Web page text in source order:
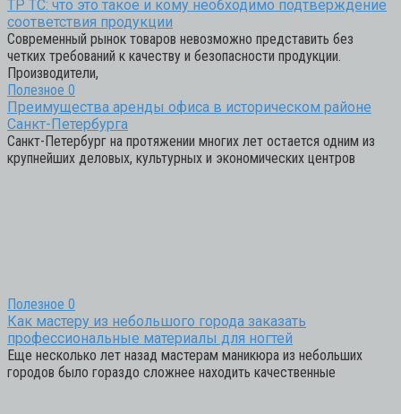
ТР ТС: что это такое и кому необходимо подтверждение
соответствия продукции
Современный рынок товаров невозможно представить без
четких требований к качеству и безопасности продукции.
Производители,
Полезное 0
Преимущества аренды офиса в историческом районе
Санкт-Петербурга
Санкт-Петербург на протяжении многих лет остается одним из
крупнейших деловых, культурных и экономических центров
Полезное 0
Как мастеру из небольшого города заказать
профессиональные материалы для ногтей
Еще несколько лет назад мастерам маникюра из небольших
городов было гораздо сложнее находить качественные